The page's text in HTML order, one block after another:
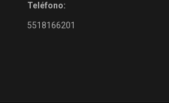
Teléfono:
5518166201